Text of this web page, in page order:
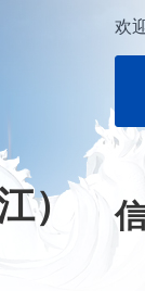
）
欢